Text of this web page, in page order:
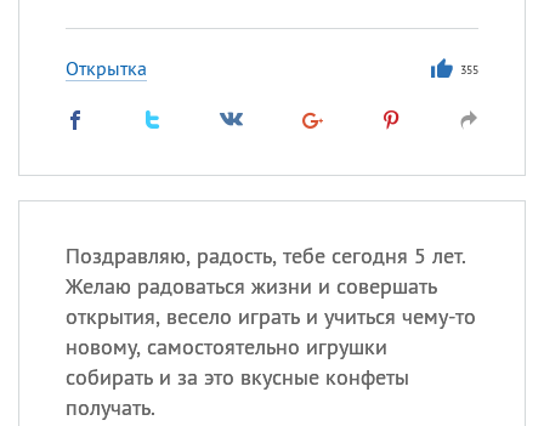
Открытка 355
Поздравляю, радость, тебе сегодня 5 лет.
Желаю радоваться жизни и совершать
открытия, весело играть и учиться чему-то
новому, самостоятельно игрушки
собирать и за это вкусные конфеты
получать.